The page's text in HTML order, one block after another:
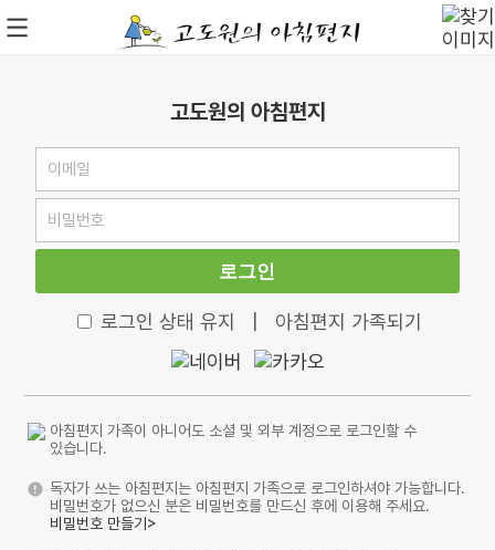
고도원의 아침편지
로그인
로그인 상태 유지 아침편지 가족되기
아침편지 가족이 아니어도 소셜 및 외부 계정으로 로그인할 수
있습니다.
독자가 쓰는 아침편지는 아침편지 가족으로 로그인하셔야 가능합니다.
비밀번호가 없으신 분은 비밀번호를 만드신 후에 이용해 주세요.
비밀번호 만들기>